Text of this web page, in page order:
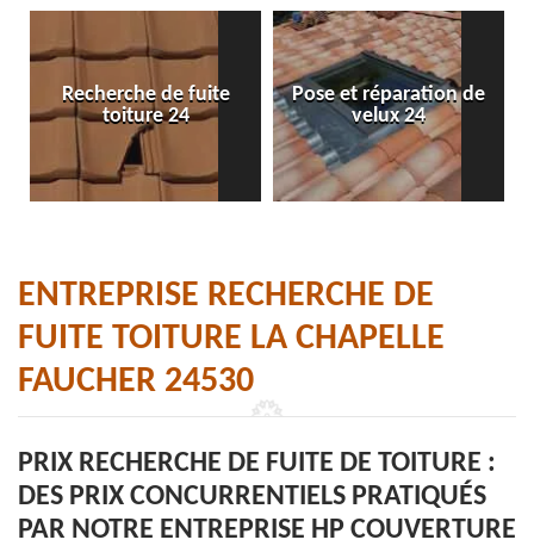
Recherche de fuite
toiture 24
Pose et réparation de
velux 24
ENTREPRISE RECHERCHE DE
FUITE TOITURE LA CHAPELLE
FAUCHER 24530
PRIX RECHERCHE DE FUITE DE TOITURE :
DES PRIX CONCURRENTIELS PRATIQUÉS
PAR NOTRE ENTREPRISE HP COUVERTURE